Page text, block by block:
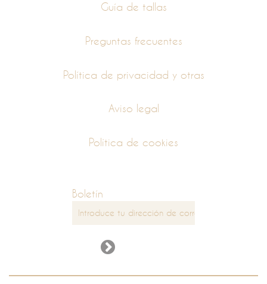
Guía de tallas
Preguntas frecuentes
Política de privacidad y otras
Aviso legal
Política de cookies
Boletín